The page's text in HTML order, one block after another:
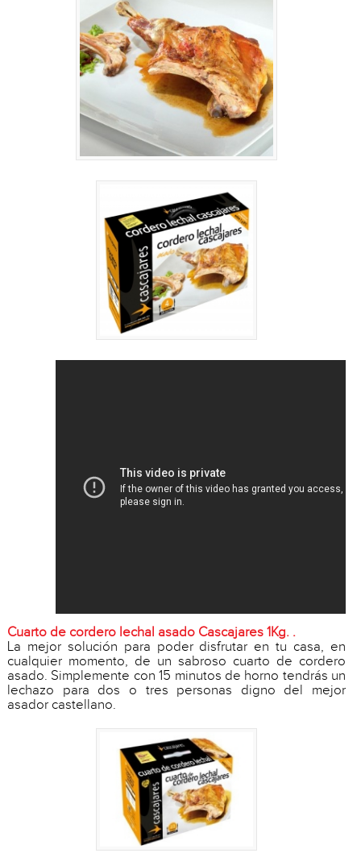
Cuarto de cordero lechal asado Cascajares 1Kg. .
La mejor solución para poder disfrutar en tu casa, en
cualquier momento, de un sabroso cuarto de cordero
asado. Simplemente con 15 minutos de horno tendrás un
lechazo para dos o tres personas digno del mejor
asador castellano.